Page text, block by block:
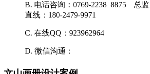
B. 电话咨询：0769-2238 8875 总监
直线：180-2479-9971
C. 在线QQ：923962964
D. 微信沟通：